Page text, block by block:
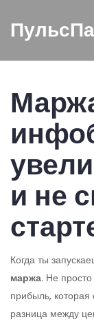
и не
Когда ты
маржа. Не
прибыль, которая
разница между